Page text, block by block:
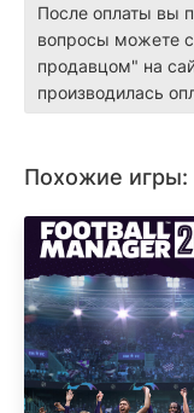
После оплаты вы
вопросы можете
продавцом" на
производилась
Похожие игры: